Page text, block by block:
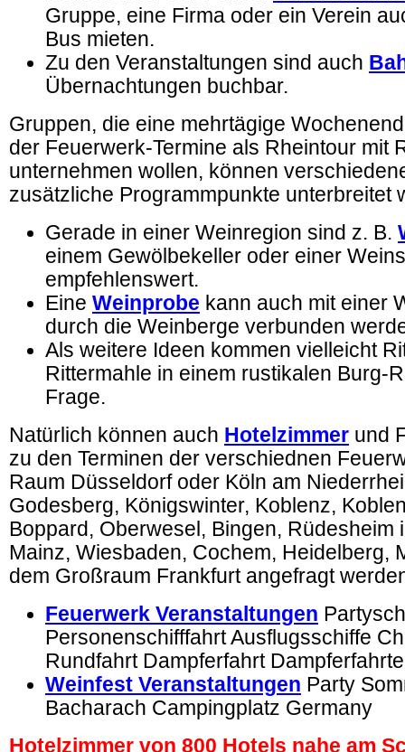
Gruppe, eine Firma oder ein Verein
Bus mieten.
Zu den Veranstaltungen sind auch
Übernachtungen buchbar.
Gruppen, die eine mehrtägige
der Feuerwerk-Termine als Rheintour mit
unternehmen wollen, können
zusätzliche Programmpunkte unterbreitet
Gerade in einer Weinregion sind z. B.
einem Gewölbekeller oder einer
empfehlenswert.
Eine Weinprobe kann auch mit einer
durch die Weinberge verbunden
Als weitere Ideen kommen vielleicht
Rittermahle in einem rustikalen Burg-
Frage.
Natürlich können auch Hotelzimmer und
zu den Terminen der verschiednen
Raum Düsseldorf oder Köln am
Godesberg, Königswinter, Koblenz,
Boppard, Oberwesel, Bingen, Rüdesheim
Mainz, Wiesbaden, Cochem, Heidelberg,
dem Großraum Frankfurt angefragt
Feuerwerk Veranstaltungen
Personenschifffahrt Ausflugsschiffe
Rundfahrt Dampferfahrt
Weinfest Veranstaltungen Party
Bacharach Campingplatz Germany
Hotelzimmer von 800 Hotels nahe am